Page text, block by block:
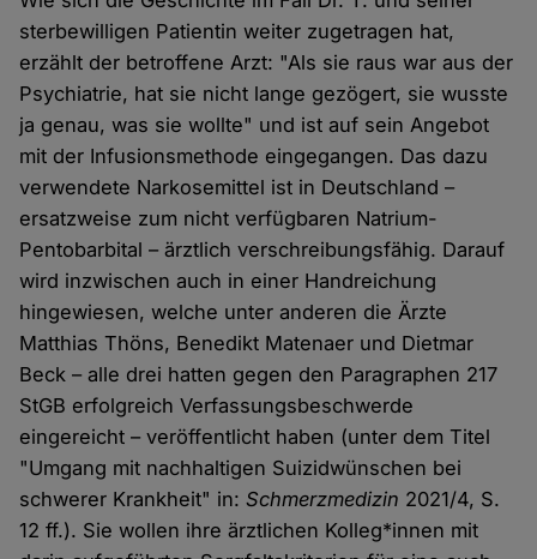
sterbewilligen Patientin weiter zugetragen hat,
erzählt der betroffene Arzt: "Als sie raus war aus der
Psychiatrie, hat sie nicht lange gezögert, sie wusste
ja genau, was sie wollte" und ist auf sein Angebot
mit der Infusionsmethode eingegangen. Das dazu
verwendete Narkosemittel ist in Deutschland –
ersatzweise zum nicht verfügbaren Natrium-
Pentobarbital – ärztlich verschreibungsfähig. Darauf
wird inzwischen auch in einer Handreichung
hingewiesen, welche unter anderen die Ärzte
Matthias Thöns, Benedikt Matenaer und Dietmar
Beck – alle drei hatten gegen den Paragraphen 217
StGB erfolgreich Verfassungsbeschwerde
eingereicht – veröffentlicht haben (unter dem Titel
"Umgang mit nachhaltigen Suizidwünschen bei
schwerer Krankheit" in:Schmerzmedizin 2021/4, S.
12 ff.). Sie wollen ihre ärztlichen Kolleg*innen mit